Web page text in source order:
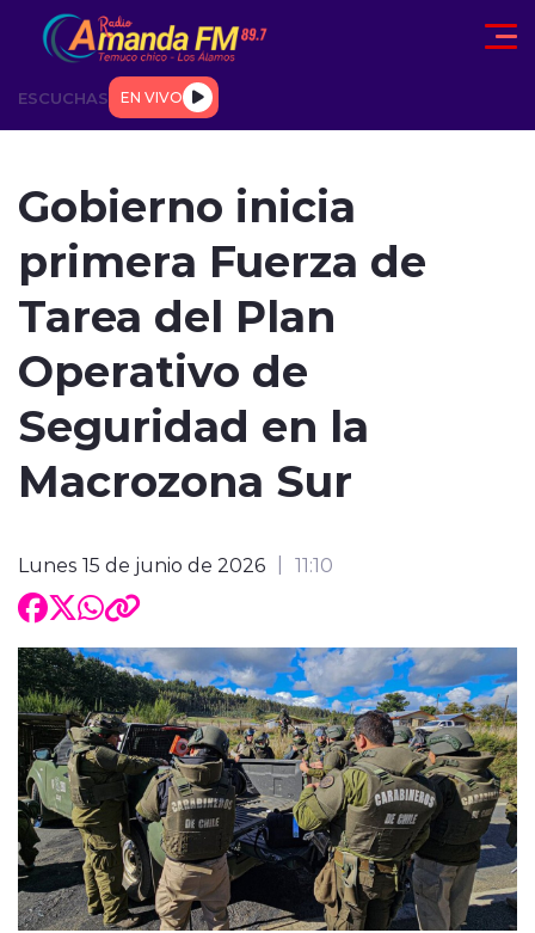
Click acá para ir directamente al contenido
ESCUCHAS EN VIVO
TENDENCIAS DEPORTES INTERNACIONAL
modo claro
Gobierno inicia
primera Fuerza de
Tarea del Plan
Operativo de
Seguridad en la
Macrozona Sur
Lunes 15 de junio de 2026 11:10